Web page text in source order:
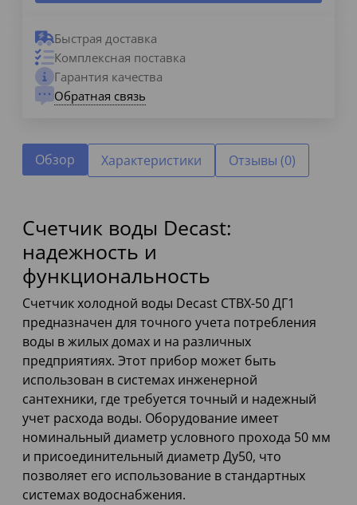
Быстрая доставка
Комплексная поставка
Гарантия качества
Обратная связь
Обзор Характеристики Отзывы (0)
Счетчик воды Decast:
надежность и
функциональность
Счетчик холодной воды Decast СТВХ-50 ДГ1
предназначен для точного учета потребления
воды в жилых домах и на различных
предприятиях. Этот прибор может быть
использован в системах инженерной
сантехники, где требуется точный и надежный
учет расхода воды. Оборудование имеет
номинальный диаметр условного прохода 50 мм
и присоединительный диаметр Ду50, что
позволяет его использование в стандартных
системах водоснабжения.